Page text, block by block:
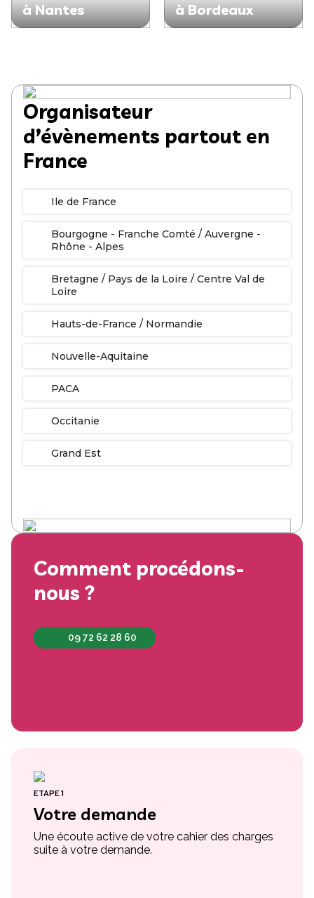
à Nantes à Bordeaux
Organisateur
d’évènements partout en
France
Ile de France
Bourgogne - Franche Comté / Auvergne -
Rhône - Alpes
Bretagne / Pays de la Loire / Centre Val de
Loire
Hauts-de-France / Normandie
Nouvelle-Aquitaine
PACA
Occitanie
Grand Est
Comment procédons-
nous ?
09 72 62 28 60
ETAPE 1
Votre demande
Une écoute active de votre cahier des charges
suite à votre demande.